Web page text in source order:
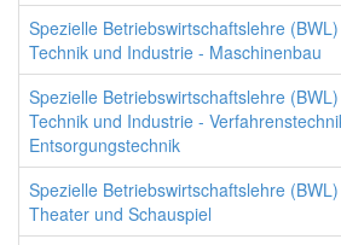
Spezielle Betriebswirtschaftslehre
Technik und Industrie - Maschinenbau
Spezielle Betriebswirtschaftslehre
Technik und Industrie -
Entsorgungstechnik
Spezielle Betriebswirtschaftslehre
Theater und Schauspiel